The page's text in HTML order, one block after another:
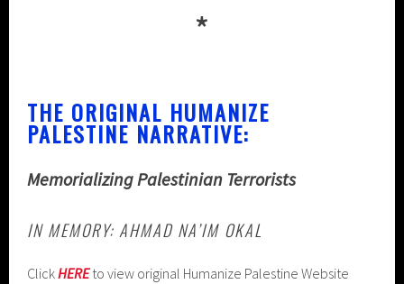
*
THE ORIGINAL HUMANIZE
PALESTINE NARRATIVE:
Memorializing Palestinian Terrorists
IN MEMORY: AHMAD NA’IM OKAL
ClickHEREto view original Humanize Palestine Website